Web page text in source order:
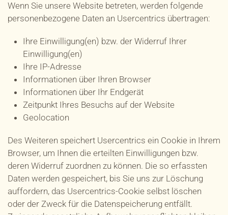
Wenn Sie unsere Website betreten, werden folgende
personenbezogene Daten an Usercentrics übertragen:
Ihre Einwilligung(en) bzw. der Widerruf Ihrer
Einwilligung(en)
Ihre IP-Adresse
Informationen über Ihren Browser
Informationen über Ihr Endgerät
Zeitpunkt Ihres Besuchs auf der Website
Geolocation
Des Weiteren speichert Usercentrics ein Cookie in Ihrem
Browser, um Ihnen die erteilten Einwilligungen bzw.
deren Widerruf zuordnen zu können. Die so erfassten
Daten werden gespeichert, bis Sie uns zur Löschung
auffordern, das Usercentrics-Cookie selbst löschen
oder der Zweck für die Datenspeicherung entfällt.